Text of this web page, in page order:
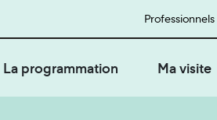
Professionnels
La programmation Ma visite